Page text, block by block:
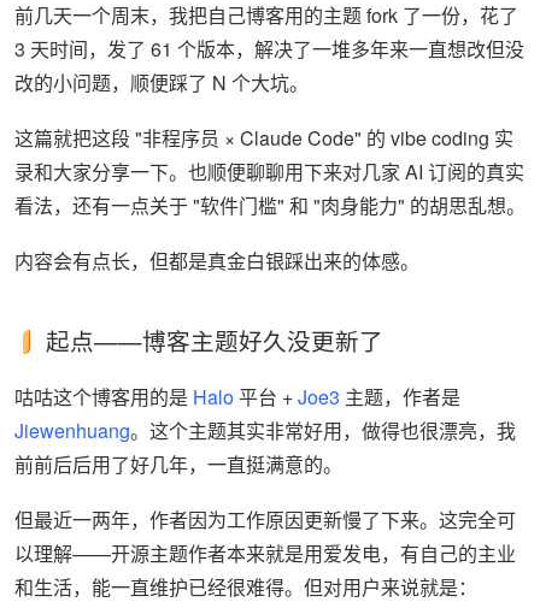
前几天一个周末，我把自己博客用的主题 fork 了一份，花了
3 天时间，发了 61 个版本，解决了一堆多年来一直想改但没
改的小问题，顺便踩了 N 个大坑。
这篇就把这段 "非程序员 × Claude Code" 的 vibe coding 实
录和大家分享一下。也顺便聊聊用下来对几家 AI 订阅的真实
看法，还有一点关于 "软件门槛" 和 "肉身能力" 的胡思乱想。
内容会有点长，但都是真金白银踩出来的体感。
起点——博客主题好久没更新了
咕咕这个博客用的是 Halo平台 +Joe3 主题，作者是
Jiewenhuang。这个主题其实非常好用，做得也很漂亮，我
前前后后用了好几年，一直挺满意的。
但最近一两年，作者因为工作原因更新慢了下来。这完全可
以理解——开源主题作者本来就是用爱发电，有自己的主业
和生活，能一直维护已经很难得。但对用户来说就是：